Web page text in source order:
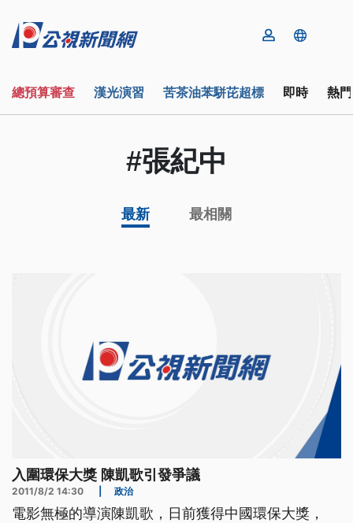
總預算審查 漢光演習 苦茶油苯駢芘超標 即時 熱
#張紀中
最新 最相關
入圍環保大獎 陳凱歌引發爭議
2011/8/2 14:30 政治
電影無極的導演陳凱歌，日前獲得中國環保大獎，